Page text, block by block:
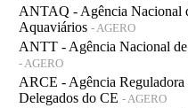
ANTAQ - Agência Nacional
Aquaviários - AGERO
ANTT - Agência Nacional de
- AGERO
ARCE - Agência Reguladora
Delegados do CE - AGERO